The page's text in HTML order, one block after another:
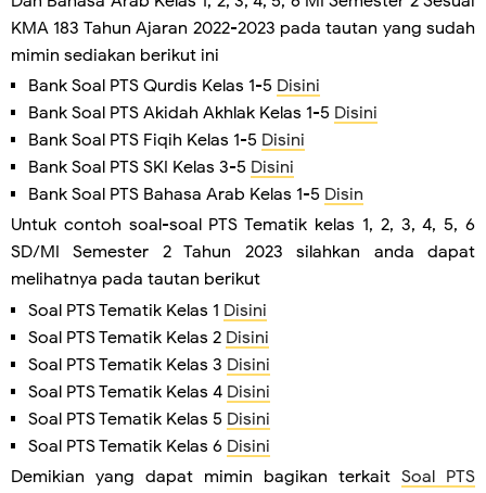
KMA 183 Tahun Ajaran 2022-2023 pada tautan yang sudah
mimin sediakan berikut ini
Bank Soal PTS Qurdis Kelas 1-5 Disini
Bank Soal PTS Akidah Akhlak Kelas 1-5 Disini
Bank Soal PTS Fiqih Kelas 1-5 Disini
Bank Soal PTS SKI Kelas 3-5 Disini
Bank Soal PTS Bahasa Arab Kelas 1-5 Disin
Untuk contoh soal-soal PTS Tematik kelas 1, 2, 3, 4, 5, 6
SD/MI Semester 2 Tahun 2023 silahkan anda dapat
melihatnya pada tautan berikut
Soal PTS Tematik Kelas 1 Disini
Soal PTS Tematik Kelas 2 Disini
Soal PTS Tematik Kelas 3 Disini
Soal PTS Tematik Kelas 4 Disini
Soal PTS Tematik Kelas 5 Disini
Soal PTS Tematik Kelas 6 Disini
Demikian yang dapat mimin bagikan terkait Soal PTS